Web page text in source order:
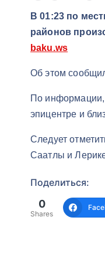
В 01:23 по
районов
baku.ws
Об этом
По информации,
эпицентре и
Следует
Саатлы и
Поделиться:
0
Shares